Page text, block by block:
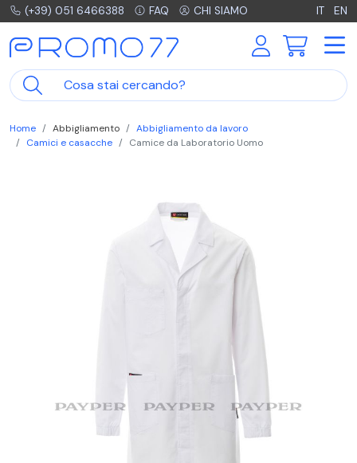
(+39) 051 6466388 FAQ CHI SIAMO IT EN
Home Abbigliamento
Abbigliamento da lavoro
Camici e casacche
Camice da Laboratorio Uomo